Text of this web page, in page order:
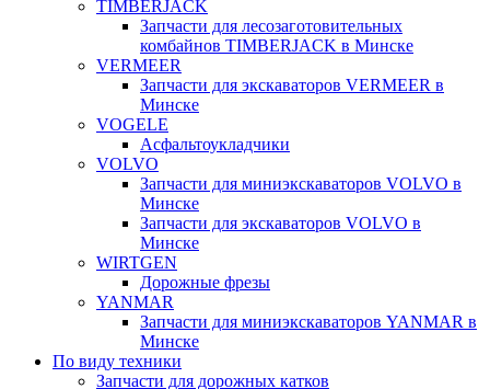
TIMBERJACK
Запчасти для лесозаготовительных
комбайнов TIMBERJACK в Минске
VERMEER
Запчасти для экскаваторов VERMEER в
Минске
VOGELE
Асфальтоукладчики
VOLVO
Запчасти для миниэкскаваторов VOLVO в
Минске
Запчасти для экскаваторов VOLVO в
Минске
WIRTGEN
Дорожные фрезы
YANMAR
Запчасти для миниэкскаваторов YANMAR в
Минске
По виду техники
Запчасти для дорожных катков